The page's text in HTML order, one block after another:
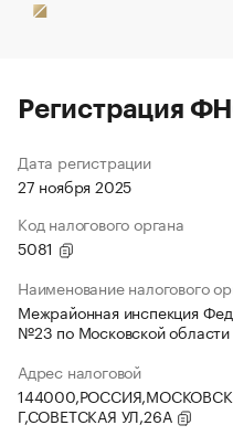
Регистрация
Дата регистрации
27 ноября 2025
Код налогового органа
5081
Наименование налогового
Межрайонная инспекция
№23 по Московской области
Адрес налоговой
Г,СОВЕТСКАЯ УЛ,26А